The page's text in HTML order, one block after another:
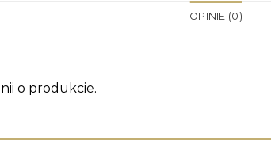
OPINIE (0)
o produkcie.